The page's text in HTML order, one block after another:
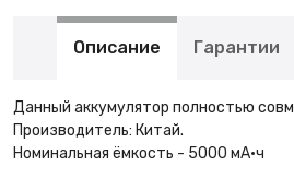
Описание Гарантии
Данный аккумулятор полностью
Производитель: Китай.
Номинальная ёмкость - 5000 мА·ч